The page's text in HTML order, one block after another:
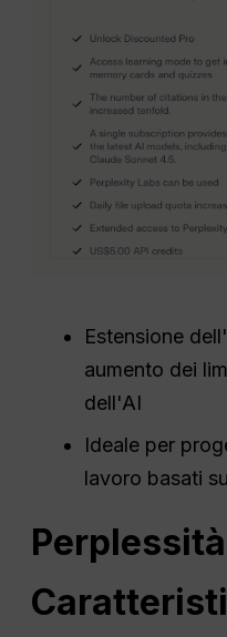
Estensione
aumento dei
dell'AI
Ideale per
lavoro basati
Perplessità